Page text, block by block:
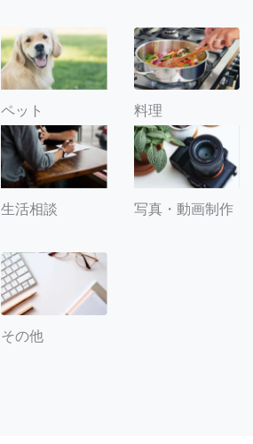
ペット 料理
生活相談 写真・動画制作
その他